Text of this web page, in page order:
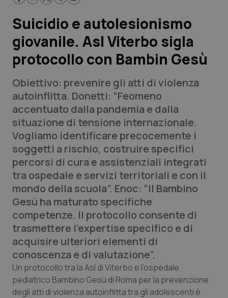
Lavoro e Professioni
Scienza e Farmaci
Studi e Analisi
Lettere al direttore
Edizioni Regionali
QS Pro
Professionisti Sanitari.AI
Abruzzo
Basilicata
Calabria
Campania
QS Pro Gold
Artrite & artrosi
Asma & BPCO
Car-T
QS Club Newsletter
Suicidio e autolesionismo
giovanile. Asl Viterbo sigla
protocollo con Bambin Gesù
Obiettivo: prevenire gli atti di violenza
autoinflitta. Donetti: “Feomeno
accentuato dalla pandemia e dalla
situazione di tensione internazionale.
Vogliamo identificare precocemente i
soggetti a rischio, costruire specifici
percorsi di cura e assistenziali integrati
tra ospedale e servizi territoriali e con il
mondo della scuola”. Enoc: “Il Bambino
Gesù ha maturato specifiche
competenze. Il protocollo consente di
trasmettere l'expertise specifico e di
acquisire ulteriori elementi di
conoscenza e di valutazione”.
Un protocollo tra la Asl di Viterbo e l’ospedale
pediatrico Bambino Gesù di Roma per la prevenzione
degli atti di violenza autoinflitta tra gli adolescenti è